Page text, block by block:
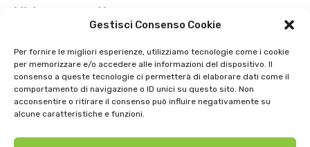
Gestisci Consenso Cookie
Per fornire le migliori esperienze, utilizziamo tecnologie come i cookie
per memorizzare e/o accedere alle informazioni del dispositivo. Il
consenso a queste tecnologie ci permetterà di elaborare dati come il
comportamento di navigazione o ID unici su questo sito. Non
acconsentire o ritirare il consenso può influire negativamente su
alcune caratteristiche e funzioni.
Video recenti
Intervista a Gian Antonio Stella su “L’orda” di Luigi Bardelli 2002
Festa dell’ Unità PDS: interviste 1991